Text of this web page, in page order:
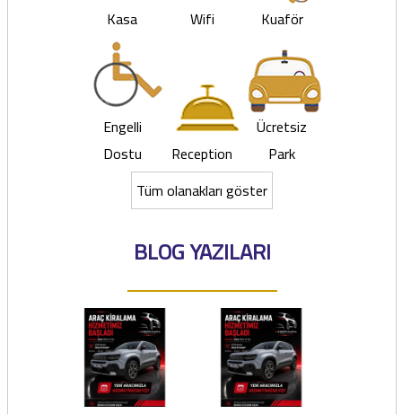
Kasa Wifi Kuaför
Engelli
Dostu
Reception
Ücretsiz
Park
Tüm olanakları göster
BLOG YAZILARI